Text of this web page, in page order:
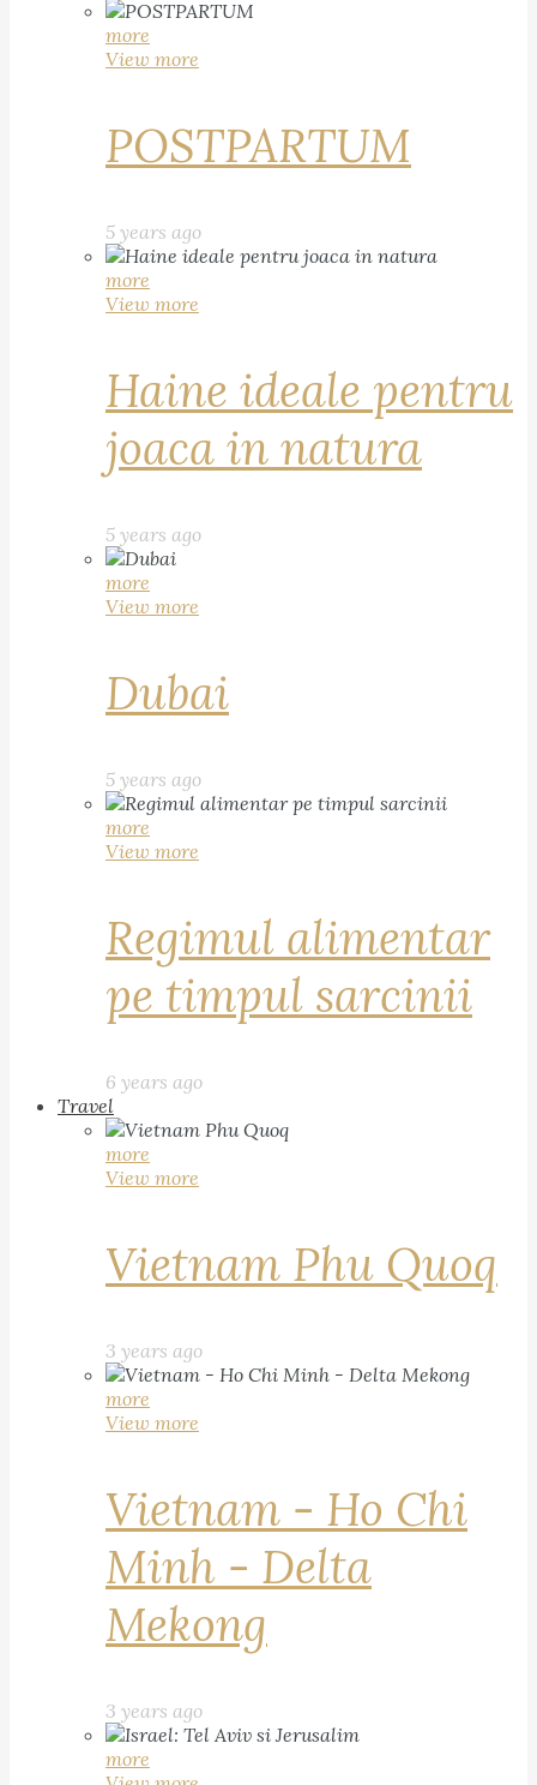
more
View more
POSTPARTUM
5 years ago
more
View more
Haine ideale pentru
joaca in natura
5 years ago
more
View more
Dubai
5 years ago
more
View more
Regimul alimentar
pe timpul sarcinii
6 years ago
Travel
more
View more
Vietnam Phu Quoq
3 years ago
more
View more
Vietnam - Ho Chi
Minh - Delta
Mekong
3 years ago
more